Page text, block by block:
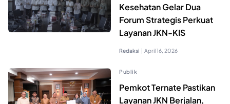
Kesehatan Gelar Dua
Forum Strategis Perkuat
Layanan JKN-KIS
Redaksi | April 16, 2026
Publik
Pemkot Ternate Pastikan
Layanan JKN Berjalan,